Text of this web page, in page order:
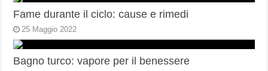
Fame durante il ciclo: cause e rimedi
25 Maggio 2022
Bagno turco: vapore per il benessere